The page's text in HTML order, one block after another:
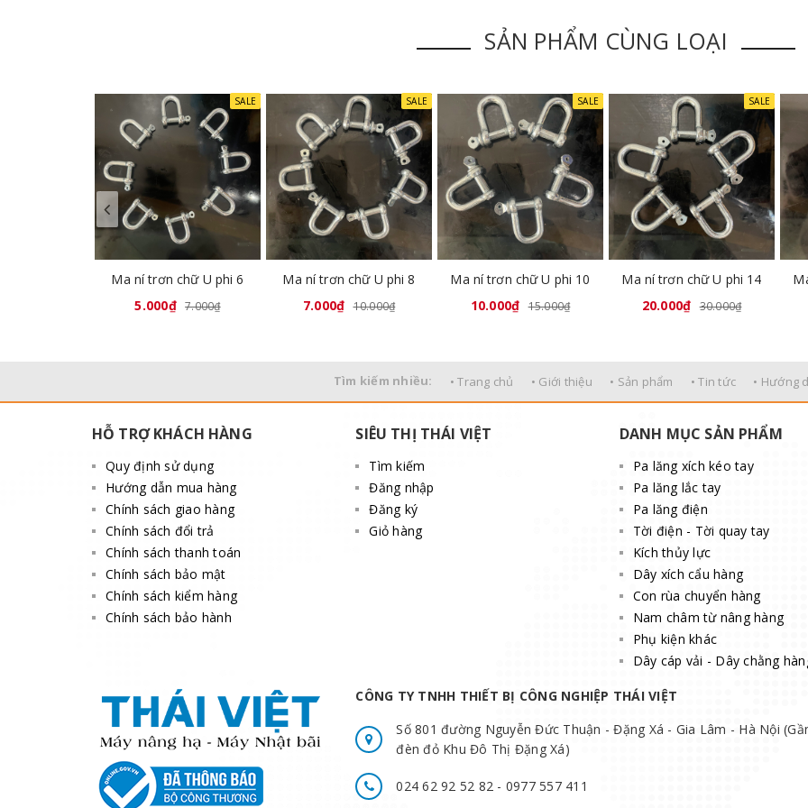
SẢN PHẨM CÙNG LOẠI
SALE
Ma ní trơn chữ U phi 6
5.000₫ 7.000₫
SALE
Ma ní trơn chữ U phi 8
7.000₫ 10.000₫
SALE
Ma ní trơn chữ U phi 10
10.000₫ 15.000₫
SALE
Ma ní trơn chữ U phi 14
20.000₫ 30.000₫
Tìm kiếm nhiều: • Trang chủ • Giới thiệu • Sản phẩm • Tin tức • Hướng
HỖ TRỢ KHÁCH HÀNG
Quy định sử dụng
Hướng dẫn mua hàng
Chính sách giao hàng
Chính sách đổi trả
Chính sách thanh toán
Chính sách bảo mật
Chính sách kiểm hàng
Chính sách bảo hành
SIÊU THỊ THÁI VIỆT
Tìm kiếm
Đăng nhập
Đăng ký
Giỏ hàng
DANH MỤC SẢN PHẨM
Pa lăng xích kéo tay
Pa lăng lắc tay
Pa lăng điện
Tời điện - Tời quay tay
Kích thủy lực
Dây xích cẩu hàng
Con rùa chuyển hàng
Nam châm từ nâng hàng
Phụ kiện khác
Dây cáp vải - Dây chằng
CÔNG TY TNHH THIẾT BỊ CÔNG NGHIỆP THÁI VIỆT
Số 801 đường Nguyễn Đức Thuận - Đặng Xá - Gia Lâm - Hà Nội
đèn đỏ Khu Đô Thị Đặng Xá)
024 62 92 52 82 - 0977 557 411